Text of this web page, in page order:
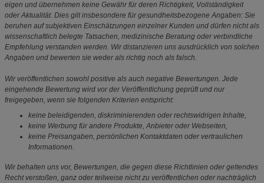
eigen und übernehmen keine Gewähr für deren Richtigkeit, Vollständigkeit
oder Aktualität. Dies gilt insbesondere für gesundheitsbezogene Angaben: Sie
beruhen auf subjektiven Einschätzungen einzelner Kunden und dürfen nicht als
wissenschaftlich belegte Tatsachen, medizinische Beratung oder verbindliche
Empfehlung verstanden werden. Wir distanzieren uns ausdrücklich von solchen
Angaben und bewerten sie weder als richtig noch als falsch.
Wir veröffentlichen sowohl positive als auch negative Bewertungen. Jede
eingehende Bewertung wird vor der Veröffentlichung geprüft und nur
freigegeben, wenn sie folgenden Kriterien entspricht:
keine beleidigenden, diskriminierenden oder rechtswidrigen Inhalte,
keine Werbung für andere Produkte, Anbieter oder Webseiten,
keine Preisangaben, persönlichen Kontaktdaten oder vertraulichen
Informationen.
Wir behalten uns vor, Bewertungen, die gegen diese Richtlinien oder geltendes
Recht verstoßen, ganz oder teilweise nicht zu veröffentlichen oder nachträglich